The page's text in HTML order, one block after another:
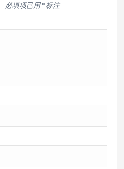
必填项已用*标注